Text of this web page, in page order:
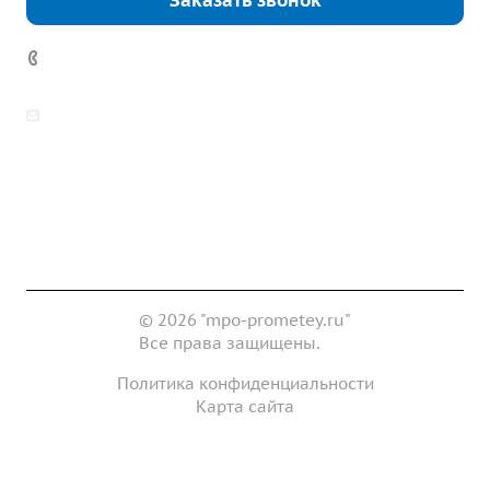
© 2026 "mpo-prometey.ru"
Все права защищены.
Политика конфиденциальности
Карта сайта